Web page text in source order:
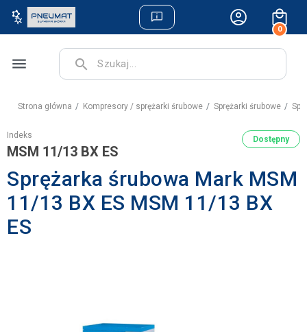
0
menu search
Strona główna Kompresory / sprężarki śrubowe Sprężarki śrubowe
Indeks
MSM 11/13 BX ES
Dostępny
Sprężarka śrubowa Mark MSM
11/13 BX ES MSM 11/13 BX
ES